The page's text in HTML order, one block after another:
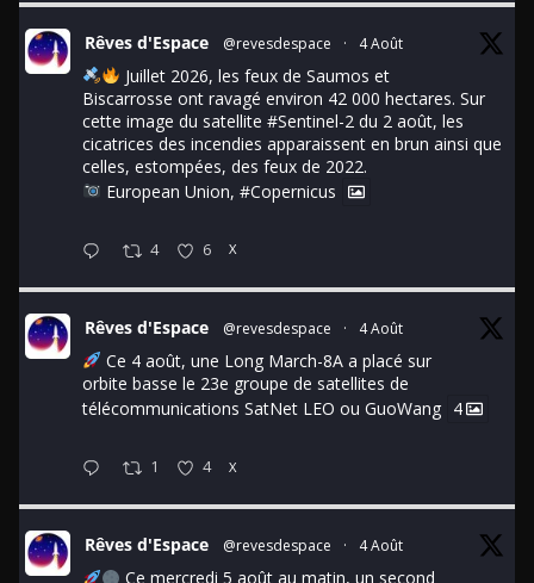
Rêves d'Espace @revesdespace · 4 Août
Juillet 2026, les feux de Saumos et
Biscarrosse ont ravagé environ 42 000 hectares. Sur
cette image du satellite #Sentinel-2 du 2 août, les
cicatrices des incendies apparaissent en brun ainsi que
celles, estompées, des feux de 2022.
European Union, #Copernicus
4 6 X
Rêves d'Espace @revesdespace · 4 Août
Ce 4 août, une Long March-8A a placé sur
orbite basse le 23e groupe de satellites de
télécommunications SatNet LEO ou GuoWang 4
1 4 X
Rêves d'Espace @revesdespace · 4 Août
Ce mercredi 5 août au matin, un second